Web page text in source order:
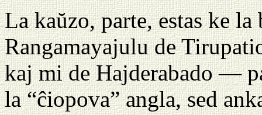
La kaŭzo, parte, estas ke
Rangamayajulu de
kaj mi de Hajderabado —
la “ĉiopova” angla, sed